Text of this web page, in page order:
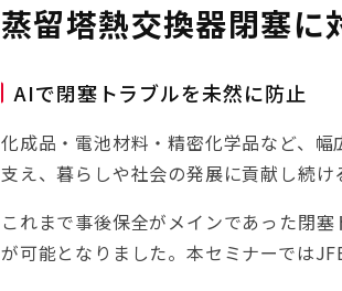
蒸留塔熱交換器閉塞
AIで閉塞トラブルを未然に防止
化成品・電池材料・精密化学品など、
支え、暮らしや社会の発展に貢献し続け
これまで事後保全がメインであった閉
が可能となりました。本セミナーでは